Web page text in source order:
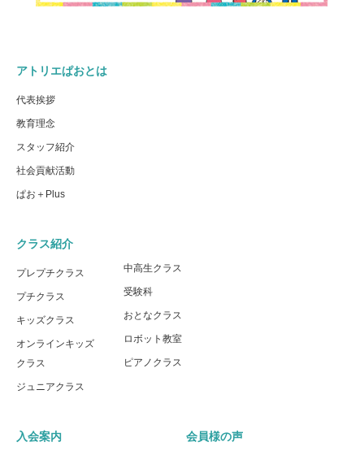
アトリエぱおとは
代表挨拶
教育理念
スタッフ紹介
社会貢献活動
ぱお＋Plus
クラス紹介
プレプチクラス
プチクラス
キッズクラス
オンラインキッズ
クラス
ジュニアクラス
中高生クラス
受験科
おとなクラス
ロボット教室
ピアノクラス
入会案内 会員様の声